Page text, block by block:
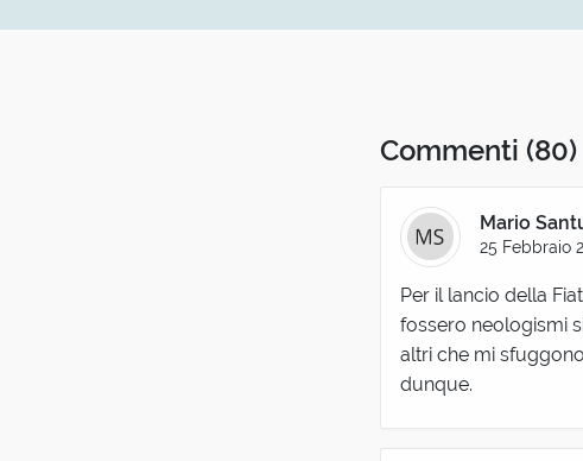
Commenti (80)
Mario
25 Febbraio
Per il lancio della
fossero neologismi
altri che mi
dunque.